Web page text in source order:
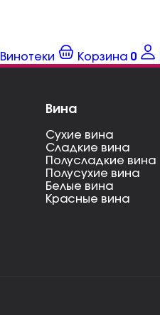
Винотеки Корзина 0
Вина
Сухие вина
Сладкие вина
Полусладкие вина
Полусухие вина
Белые вина
Красные вина